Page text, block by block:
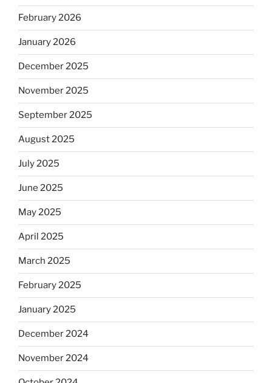
February 2026
January 2026
December 2025
November 2025
September 2025
August 2025
July 2025
June 2025
May 2025
April 2025
March 2025
February 2025
January 2025
December 2024
November 2024